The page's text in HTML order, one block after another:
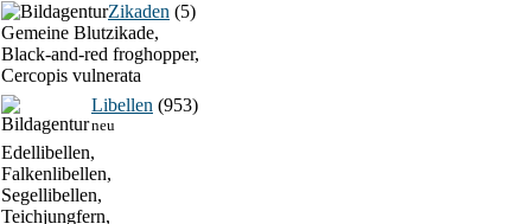
Zikaden (5)
Gemeine Blutzikade,
Black-and-red froghopper,
Cercopis vulnerata
Libellen (953)
neu
Edellibellen,
Falkenlibellen,
Segellibellen,
Teichjungfern,